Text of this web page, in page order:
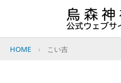
HOME こい吉